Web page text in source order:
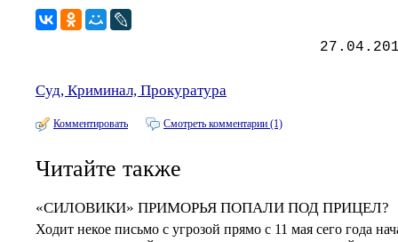
Суд, Криминал, Прокуратура
Комментировать Смотреть комментарии (1)
Читайте также
«СИЛОВИКИ» ПРИМОРЬЯ ПОПАЛИ ПОД ПРИЦЕЛ?
Ходит некое письмо с угрозой прямо с 11 мая сего года